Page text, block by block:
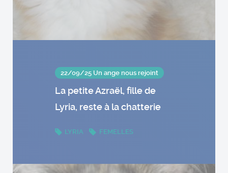
22/09/25 Un ange nous rejoint
La petite Azraël, fille de
Lyria, reste à la chatterie
LYRIA FEMELLES